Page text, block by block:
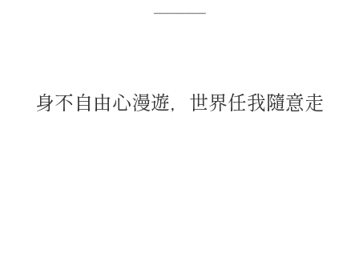
─────
身不自由心漫遊，世界任我隨意走